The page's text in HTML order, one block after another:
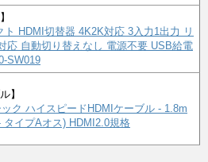
ト HDMI切替器 4K2K対応 3入力1出力 リ
応 自動切り替えなし 電源不要 USB給電
SW019
】
ク ハイスピードHDMIケーブル - 1.8m
タイプAオス) HDMI2.0規格